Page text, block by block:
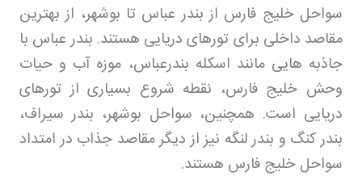
سواحل خلیج فارس از بندر عباس تا بوشهر، از بهترین
مقاصد داخلی برای تورهای دریایی هستند. بندر عباس با
جاذبه هایی مانند اسکله بندرعباس، موزه آب و حیات
وحش خلیج فارس، نقطه شروع بسیاری از تورهای
دریایی است. همچنین، سواحل بوشهر، بندر سیراف،
بندر کنگ و بندر لنگه نیز از دیگر مقاصد جذاب در امتداد
سواحل خلیج فارس هستند.